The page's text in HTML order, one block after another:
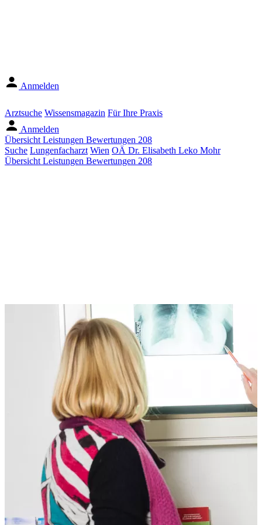
Anmelden
Arztsuche Wissensmagazin Für Ihre Praxis
Anmelden
Übersicht Leistungen Bewertungen 208
Suche Lungenfacharzt Wien OÄ Dr. Elisabeth Leko Mohr
Übersicht Leistungen Bewertungen 208